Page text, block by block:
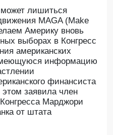
может лишиться
MAGA (Make
Америку вновь
выборах в Конгресс
американских
информацию
финансиста
заявила член
Марджори
от штата